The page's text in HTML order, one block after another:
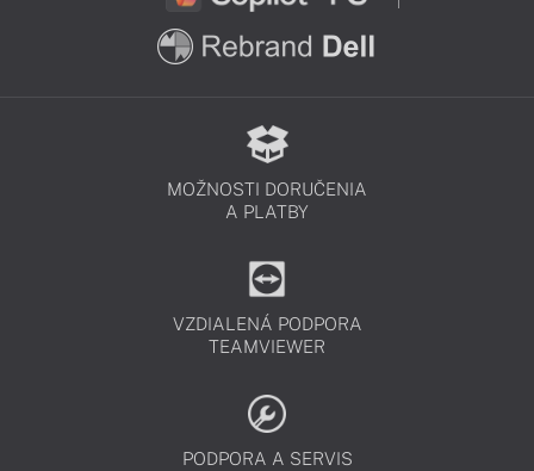
MOŽNOSTI DORUČENIA
A PLATBY
VZDIALENÁ PODPORA
TEAMVIEWER
PODPORA A SERVIS